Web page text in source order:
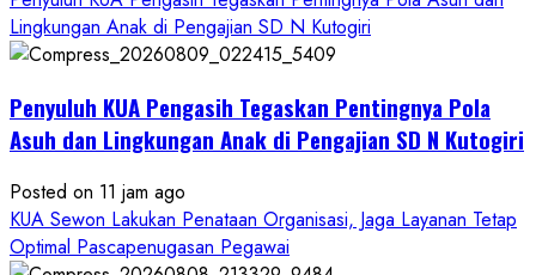
Lingkungan Anak di Pengajian SD N Kutogiri
Penyuluh KUA Pengasih Tegaskan Pentingnya Pola
Asuh dan Lingkungan Anak di Pengajian SD N Kutogiri
Posted on 11 jam ago
KUA Sewon Lakukan Penataan Organisasi, Jaga Layanan Tetap
Optimal Pascapenugasan Pegawai